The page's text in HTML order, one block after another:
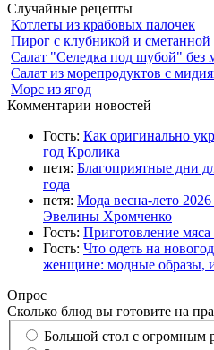
Случайные рецепты
Котлеты из крабовых палочек
Пирог с клубникой и сметанной
Салат "Селедка под шубой" без
Салат из морепродуктов с
Морс из ягод
Комментарии новостей
Гость: Как оригинально
год Кролика
петя: Благоприятные дни
года
петя: Мода весна-лето
Эвелины Хромченко
Гость: Приготовление
Гость: Что одеть на
женщине: модные образы,
Опрос
Сколько блюд вы готовите на
Большой стол с огромным